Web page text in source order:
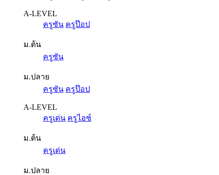
A-LEVEL
ครูซัน ครูป๊อป
ม.ต้น
ครูซัน
ม.ปลาย
ครูซัน ครูป๊อป
A-LEVEL
ครูเด่น ครูไอซ์
ม.ต้น
ครูเด่น
ม.ปลาย